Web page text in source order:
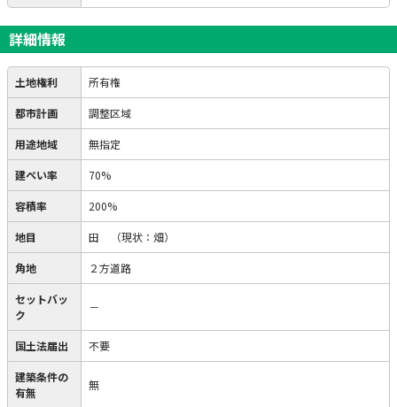
詳細情報
土地権利 所有権
都市計画 調整区域
用途地域 無指定
建ぺい率 70%
容積率 200%
地目 田 （現状：畑）
角地 ２方道路
セットバッ
ク
－
国土法届出 不要
建築条件の
有無
無